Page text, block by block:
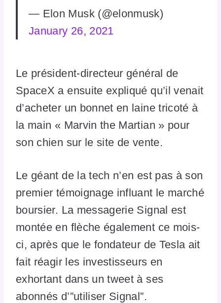
— Elon Musk (@elonmusk)
January 26, 2021
Le président-directeur général de
SpaceX a ensuite expliqué qu’il venait
d’acheter un bonnet en laine tricoté à
la main « Marvin the Martian » pour
son chien sur le site de vente.
Le géant de la tech n’en est pas à son
premier témoignage influant le marché
boursier. La messagerie Signal est
montée en flèche également ce mois-
ci, après que le fondateur de Tesla ait
fait réagir les investisseurs en
exhortant dans un tweet à ses
abonnés d’”utiliser Signal”.